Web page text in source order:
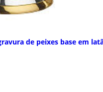
de peixes base em